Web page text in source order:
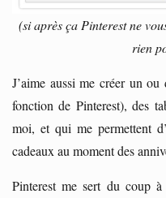
(si après ça Pinterest ne
rien
J’aime aussi me créer un
fonction de Pinterest), des
moi, et qui me permettent
cadeaux au moment des
Pinterest me sert du coup